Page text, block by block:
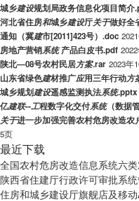
城乡建设规划局政务信息化项目简介
河北省住房和城乡建设厅关于做好全
通知（冀建市[2011]423号）.doc
房地产营销系统产品白皮书.pdf
陕北—08号农村民居方案.rar 2023年
山东省绿色建材推广应用三年行动方
城乡规划建设遥感监测执法系统.pptx
亿建联--工程数字化交付系统（数据
关于进一步加强完善农村危房改造农
5页
最近下载
全国农村危房改造信息系统六
陕西省住建厅行政许可审批系
住房和城乡建设厅旗舰店及移